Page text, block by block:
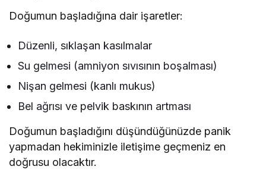
Doğumun başladığına dair işaretler:
Düzenli, sıklaşan kasılmalar
Su gelmesi (amniyon sıvısının boşalması)
Nişan gelmesi (kanlı mukus)
Bel ağrısı ve pelvik baskının artması
Doğumun başladığını düşündüğünüzde panik
yapmadan hekiminizle iletişime geçmeniz en
doğrusu olacaktır.